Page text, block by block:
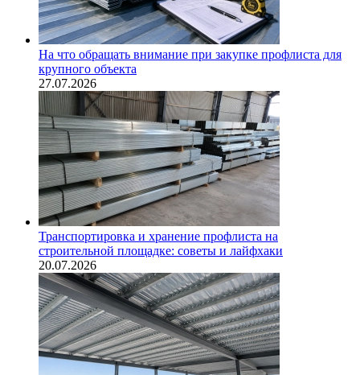
На что обращать внимание при закупке профлиста для
крупного объекта
27.07.2026
Транспортировка и хранение профлиста на
строительной площадке: советы и лайфхаки
20.07.2026